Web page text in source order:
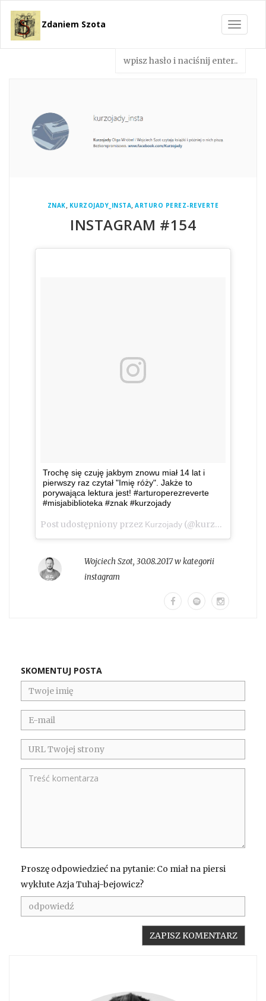
Toggle
Zdaniem Szota
ZNAK, KURZOJADY_INSTA,ARTURO PEREZ-REVERTE
INSTAGRAM #154
Trochę się czuję jakbym znowu miał 14 lat i
pierwszy raz czytał "Imię róży". Jakże to
porywająca lektura jest! #arturoperezreverte
#misjabiblioteka #znak #kurzojady
Post udostępniony przez Kurzojady (@kurzojady_insta)
Wojciech Szot, 30.08.2017 w kategorii
instagram
SKOMENTUJ POSTA
Proszę odpowiedzieć na pytanie: Co miał na piersi
wykłute Azja Tuhaj-bejowicz?